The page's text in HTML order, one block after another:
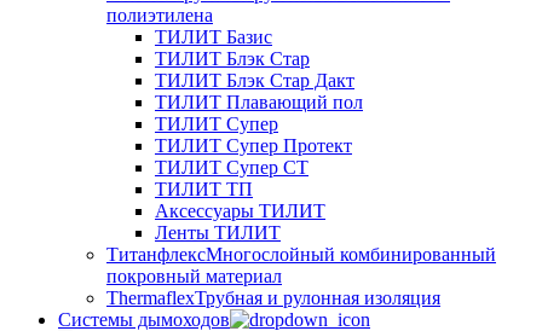
полиэтилена
ТИЛИТ Базис
ТИЛИТ Блэк Стар
ТИЛИТ Блэк Стар Дакт
ТИЛИТ Плавающий пол
ТИЛИТ Супер
ТИЛИТ Супер Протект
ТИЛИТ Супер СТ
ТИЛИТ ТП
Аксессуары ТИЛИТ
Ленты ТИЛИТ
ТитанфлексМногослойный комбинированный
покровный материал
ThermaflexТрубная и рулонная изоляция
Cистемы дымоходов